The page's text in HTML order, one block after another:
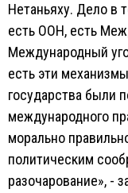
Нетаньяху. Дело в
есть ООН, есть
Международный
есть эти
государства были
международного
морально
политическим
разочарование», -